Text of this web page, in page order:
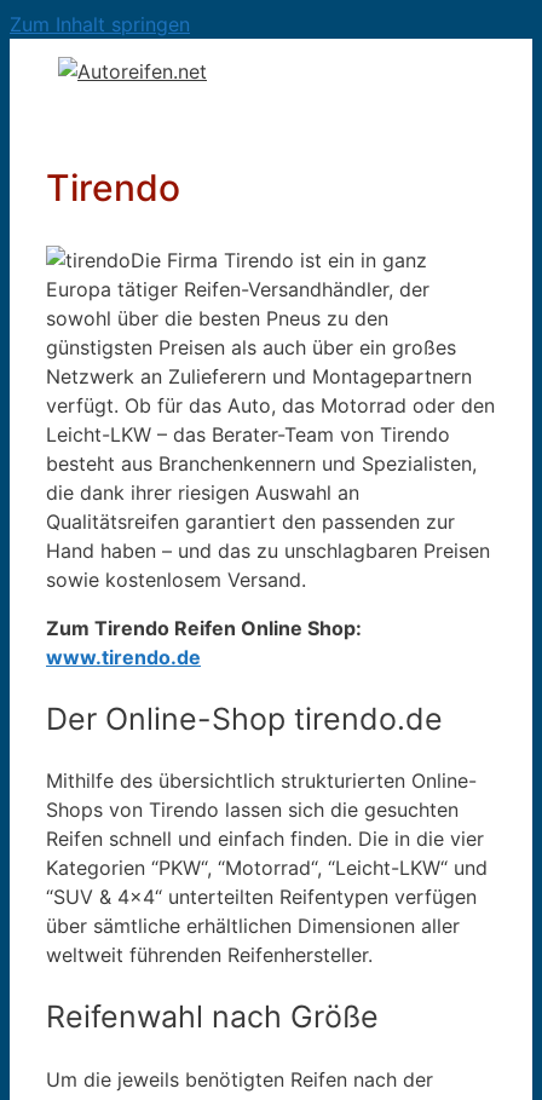
Zum Inhalt springen
Tirendo
Die Firma Tirendo ist ein in ganz
Europa tätiger Reifen-Versandhändler, der
sowohl über die besten Pneus zu den
günstigsten Preisen als auch über ein großes
Netzwerk an Zulieferern und Montagepartnern
verfügt. Ob für das Auto, das Motorrad oder den
Leicht-LKW – das Berater-Team von Tirendo
besteht aus Branchenkennern und Spezialisten,
die dank ihrer riesigen Auswahl an
Qualitätsreifen garantiert den passenden zur
Hand haben – und das zu unschlagbaren Preisen
sowie kostenlosem Versand.
Zum Tirendo Reifen Online Shop:
www.tirendo.de
Der Online-Shop tirendo.de
Mithilfe des übersichtlich strukturierten Online-
Shops von Tirendo lassen sich die gesuchten
Reifen schnell und einfach finden. Die in die vier
Kategorien “PKW“, “Motorrad“, “Leicht-LKW“ und
“SUV & 4×4“ unterteilten Reifentypen verfügen
über sämtliche erhältlichen Dimensionen aller
weltweit führenden Reifenhersteller.
Reifenwahl nach Größe
Um die jeweils benötigten Reifen nach der